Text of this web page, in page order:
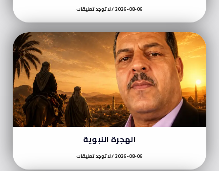
2026-08-06 لا توجد تعليقات
الهجرة النبوية
2026-08-06 لا توجد تعليقات